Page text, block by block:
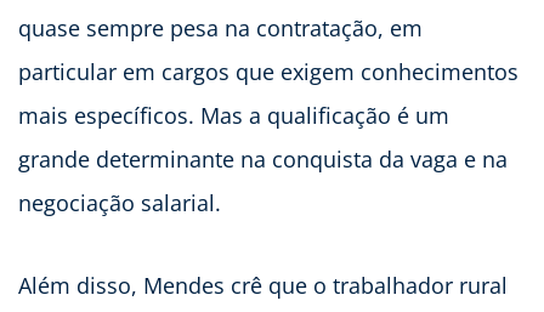
quase sempre pesa na contratação, em
particular em cargos que exigem conhecimentos
mais específicos. Mas a qualificação é um
grande determinante na conquista da vaga e na
negociação salarial.
Além disso, Mendes crê que o trabalhador rural